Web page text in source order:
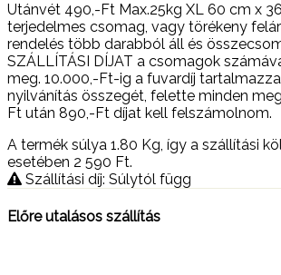
Utánvét 490,-Ft Max.25kg XL 60 cm x
terjedelmes csomag, vagy törékeny
rendelés több darabból áll és
SZÁLLÍTÁSI DÍJAT a csomagok
meg. 10.000,-Ft-ig a fuvardíj
nyilvánítás összegét, felette minden
Ft után 890,-Ft díjat kell felszámolnom.
A termék súlya 1.80 Kg, így a szállítási
esetében 2 590 Ft.
Szállítási díj: Súlytól függ
Előre utalásos szállítás